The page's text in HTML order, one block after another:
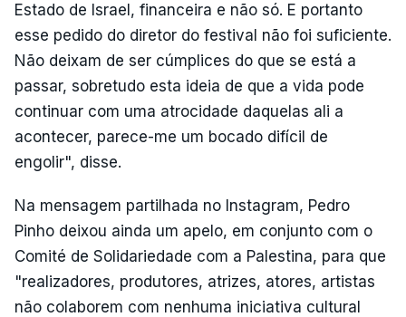
Estado de Israel, financeira e não só. E portanto
esse pedido do diretor do festival não foi suficiente.
Não deixam de ser cúmplices do que se está a
passar, sobretudo esta ideia de que a vida pode
continuar com uma atrocidade daquelas ali a
acontecer, parece-me um bocado difícil de
engolir", disse.
Na mensagem partilhada no Instagram, Pedro
Pinho deixou ainda um apelo, em conjunto com o
Comité de Solidariedade com a Palestina, para que
"realizadores, produtores, atrizes, atores, artistas
não colaborem com nenhuma iniciativa cultural